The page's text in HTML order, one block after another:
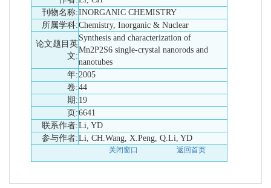
刊物名称:INORGANIC CHEMISTRY
所属学科:Chemistry, Inorganic & Nuclear
论文题目英
文:
Synthesis and characterization of
Mn2P2S6 single-crystal nanorods and
nanotubes
年: 2005
卷:44
期: 19
页:6641
联系作者:Li, YD
参与作者:Li, CH.Wang, X.Peng, Q.Li, YD
关闭窗口 返回首页